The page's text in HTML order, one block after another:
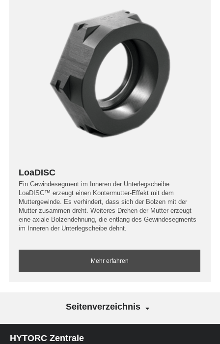
LoaDISC
Ein Gewindesegment im Inneren der Unterlegscheibe
LoaDISC™ erzeugt einen Kontermutter-Effekt mit dem
Muttergewinde. Es verhindert, dass sich der Bolzen mit der
Mutter zusammen dreht. Weiteres Drehen der Mutter erzeugt
eine axiale Bolzendehnung, die entlang des Gewindesegments
im Inneren der Unterlegscheibe dehnt.
Mehr erfahren
Seitenverzeichnis
HYTORC Zentrale